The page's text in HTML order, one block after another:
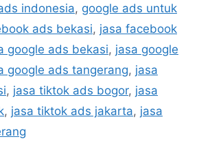
indonesia, google ads untuk
ads bekasi, jasa facebook
google ads bekasi, jasa google
google ads tangerang, jasa
, jasa tiktok ads bogor, jasa
, jasa tiktok ads jakarta, jasa